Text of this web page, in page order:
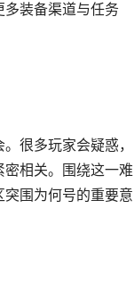
装备渠道与任务
很多玩家会疑惑，
相关。围绕这一难
围为何号的重要意